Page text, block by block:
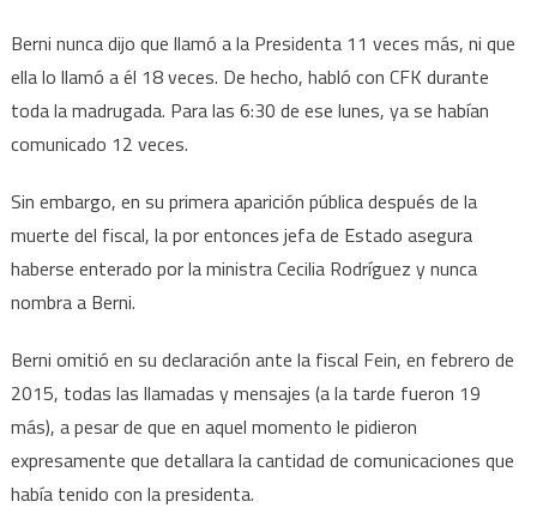
Berni nunca dijo que llamó a la Presidenta 11 veces más, ni que
ella lo llamó a él 18 veces. De hecho, habló con CFK durante
toda la madrugada. Para las 6:30 de ese lunes, ya se habían
comunicado 12 veces.
Sin embargo, en su primera aparición pública después de la
muerte del fiscal, la por entonces jefa de Estado asegura
haberse enterado por la ministra Cecilia Rodríguez y nunca
nombra a Berni.
Berni omitió en su declaración ante la fiscal Fein, en febrero de
2015, todas las llamadas y mensajes (a la tarde fueron 19
más), a pesar de que en aquel momento le pidieron
expresamente que detallara la cantidad de comunicaciones que
había tenido con la presidenta.